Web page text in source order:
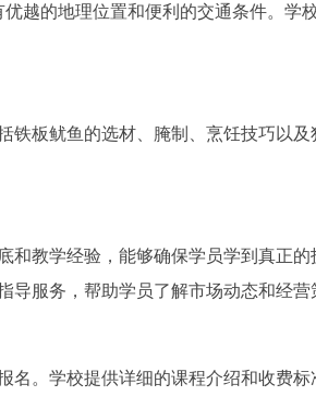
越的地理位置和便利的交通条件。
板鱿鱼的选材、腌制、烹饪技巧以
教学经验，能够确保学员学到真正
服务，帮助学员了解市场动态和经营
。学校提供详细的课程介绍和收费